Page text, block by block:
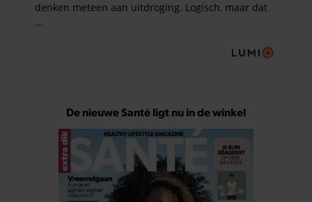
De nieuwe Santé ligt nu in de winkel